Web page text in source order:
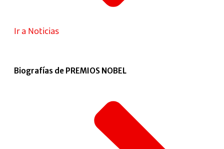
Ir a Noticias
Biografías de PREMIOS NOBEL